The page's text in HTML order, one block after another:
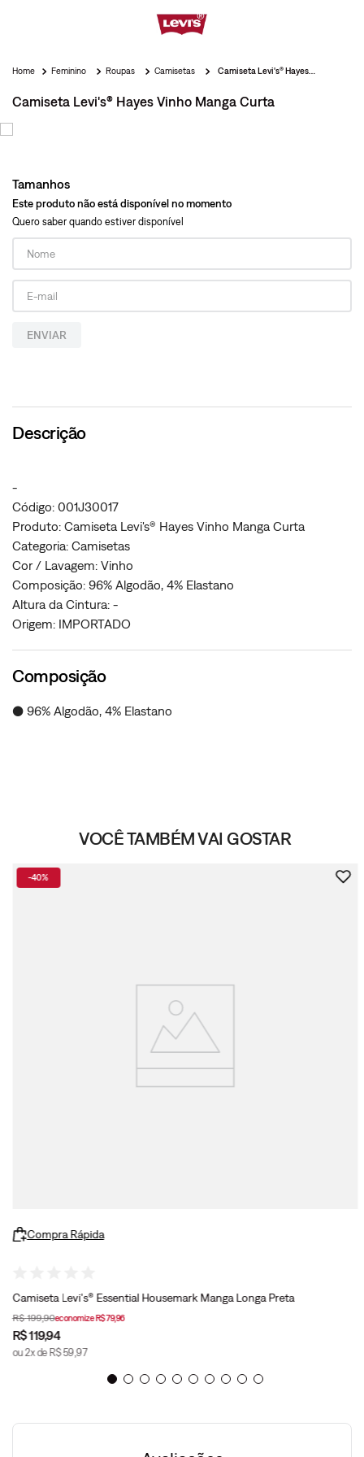
Feminino Roupas Camisetas
Camiseta Levi's® Hayes Vinho Manga Curta
Tamanhos
Este produto não está disponível no momento
Quero saber quando estiver disponível
ENVIAR
Descrição
-
Código: 001J30017
Produto: Camiseta Levi's® Hayes Vinho Manga Curta
Categoria: Camisetas
Cor / Lavagem: Vinho
Composição: 96% Algodão, 4% Elastano
Altura da Cintura: -
Origem: IMPORTADO
Composição
● 96% Algodão, 4% Elastano
VOCÊ TAMBÉM VAI GOSTAR
-40%
Compra Rápida
Camiseta Levi's® Essential Housemark Manga Longa Preta
R$ 199,90economizeR$79,96
R$119,94
ou2x de R$ 59,97